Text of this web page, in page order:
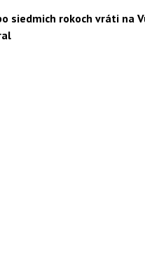
siedmich rokoch vráti na